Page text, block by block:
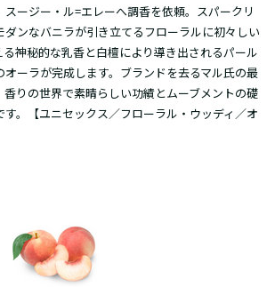
ージー・ル=エレーへ調香を依頼。スパークリ
ダンなバニラが引き立てるフローラルに初々しい
る神秘的な乳香と白檀により導き出されるパール
オーラが完成します。ブランドを去るマル氏の最
りの世界で素晴らしい功績とムーブメントの礎
。【ユニセックス／フローラル・ウッディ／オ